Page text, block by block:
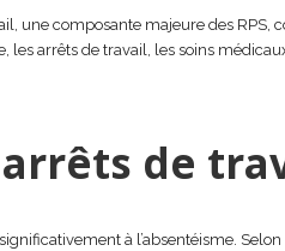
une composante majeure des RPS,
les arrêts de travail, les soins
de
à l’absentéisme.